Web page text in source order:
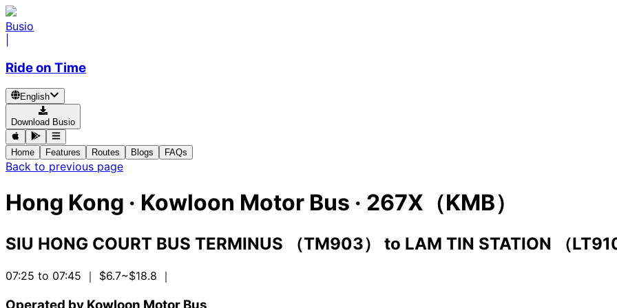
Busio
Ride on Time
English
Download Busio
Home Features Routes Blogs FAQs
Back to previous page
Hong Kong · Kowloon Motor Bus · 267X（KMB）
SIU HONG COURT BUS TERMINUS （TM903） to LAM TIN STATION （
07:25 to 07:45 ｜ $6.7~$18.8 ｜